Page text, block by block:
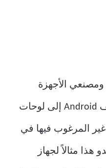
ومصنعي الأجهزة
يحولون شاشات قفل هواتف Android إلى لوحات
غير المرغوب فيها في
هذا مثالاً لجهاز